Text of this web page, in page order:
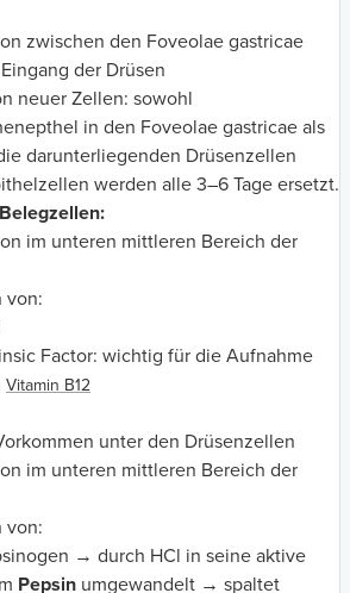
zwischen den Foveolae gastricae
der Drüsen
neuer Zellen: sowohl
in den Foveolae gastricae als
darunterliegenden Drüsenzellen
werden alle 3–6 Tage ersetzt.
im unteren mittleren Bereich der
von:
Factor: wichtig für die Aufnahme
Vitamin B12
unter den Drüsenzellen
im unteren mittleren Bereich der
von:
→ durch HCl in seine aktive
Pepsin umgewandelt → spaltet